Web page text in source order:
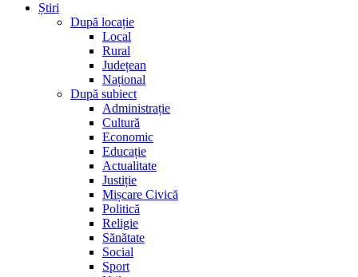
Știri
După locație
Local
Rural
Județean
Național
După subiect
Administrație
Cultură
Economic
Educație
Actualitate
Justiție
Mișcare Civică
Politică
Religie
Sănătate
Social
Sport